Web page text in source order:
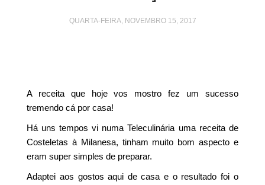
QUARTA-FEIRA, NOVEMBRO 15, 2017
A receita que hoje vos mostro fez um sucesso
tremendo cá por casa!
Há uns tempos vi numa Teleculinária uma receita de
Costeletas à Milanesa, tinham muito bom aspecto e
eram super simples de preparar.
Adaptei aos gostos aqui de casa e o resultado foi o